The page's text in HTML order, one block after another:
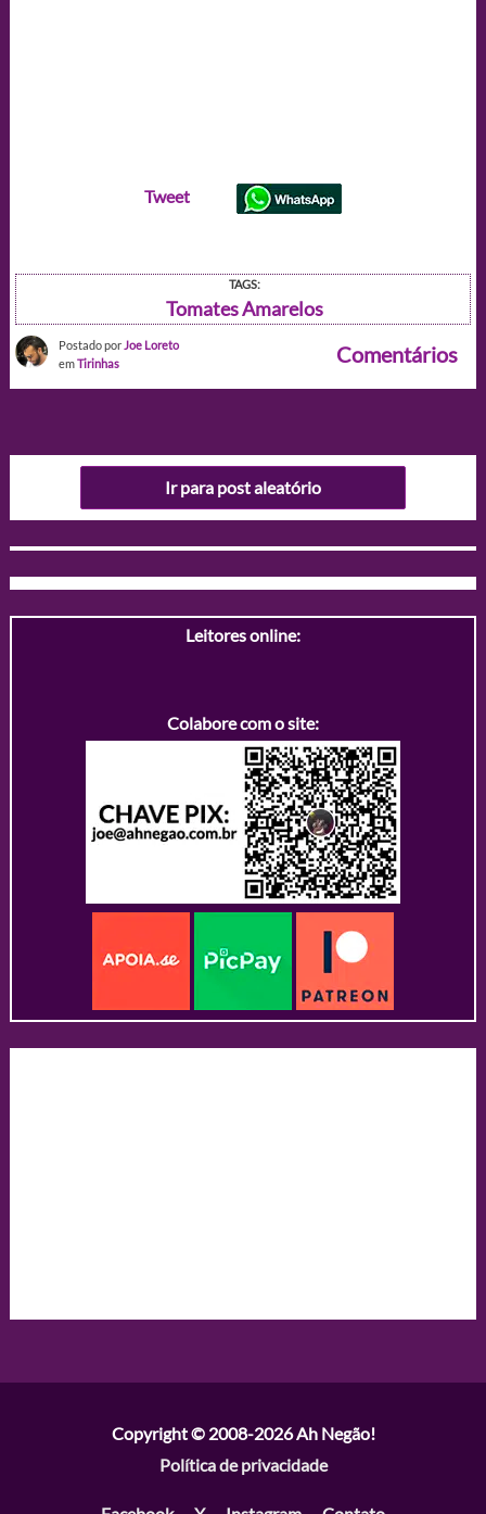
Tweet
TAGS:
Tomates Amarelos
Postado por Joe Loreto
emTirinhas Comentários
Ir para post aleatório
Leitores online:
Colabore com o site:
Copyright © 2008-2026Ah Negão!
Política de privacidade